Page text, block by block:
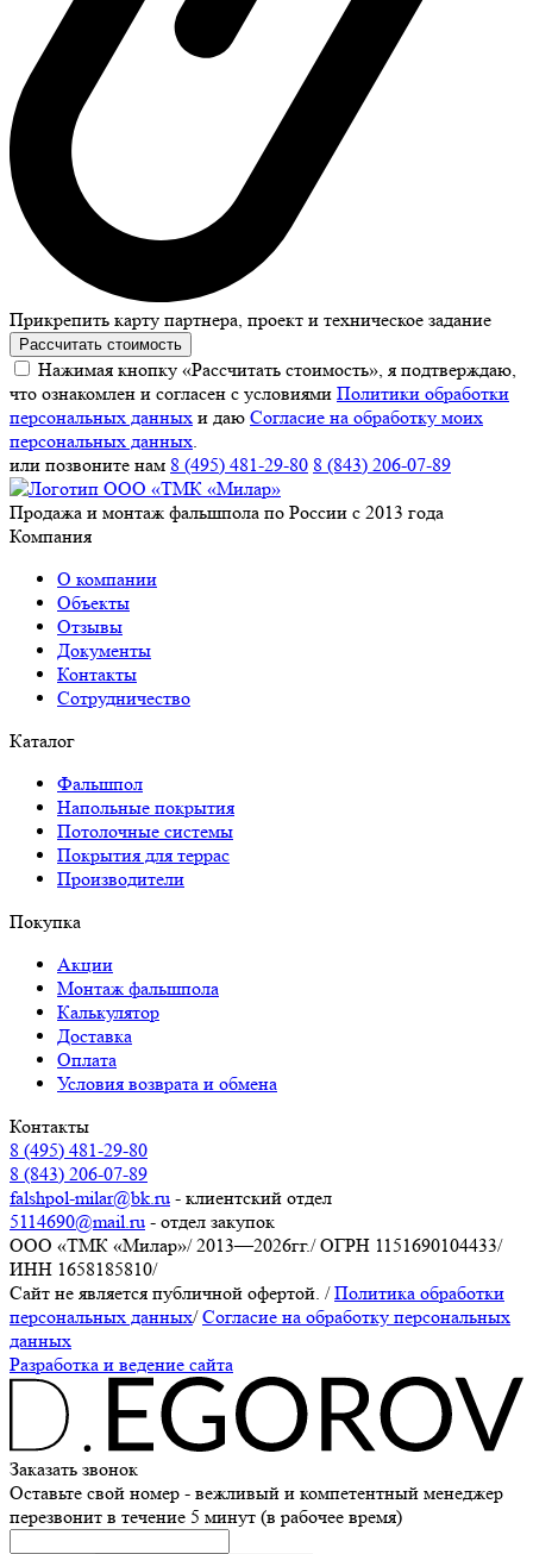
Прикрепить карту партнера, проект и техническое задание
Рассчитать стоимость
Нажимая кнопку «Рассчитать стоимость», я подтверждаю,
что ознакомлен и согласен с условиями Политики обработки
персональных данных и даю Согласие на обработку моих
персональных данных.
или позвоните нам 8 (495) 481-29-80 8 (843) 206-07-89
Продажа и монтаж фальшпола по России с 2013 года
Компания
О компании
Объекты
Отзывы
Документы
Контакты
Сотрудничество
Каталог
Фальшпол
Напольные покрытия
Потолочные системы
Покрытия для террас
Производители
Покупка
Акции
Монтаж фальшпола
Калькулятор
Доставка
Оплата
Условия возврата и обмена
Контакты
8 (495) 481-29-80
8 (843) 206-07-89
falshpol-milar@bk.ru - клиентский отдел
5114690@mail.ru - отдел закупок
ООО «ТМК «Милар»/ 2013—2026гг./ОГРН 1151690104433/
ИНН 1658185810/
Сайт не является публичной офертой. / Политика обработки
персональных данных/ Согласие на обработку персональных
данных
Разработка и ведение сайта
Заказать звонок
Оставьте свой номер - вежливый и компетентный менеджер
перезвонит в течение 5 минут (в рабочее время)